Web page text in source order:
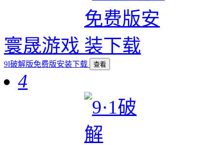
寰晟游戏
9I破解版免费版安装下载 查看
4